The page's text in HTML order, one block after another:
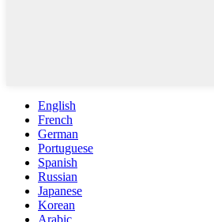
English
French
German
Portuguese
Spanish
Russian
Japanese
Korean
Arabic